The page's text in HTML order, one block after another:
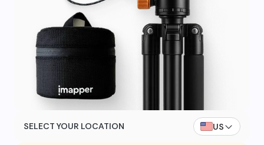
SELECT YOUR LOCATION US